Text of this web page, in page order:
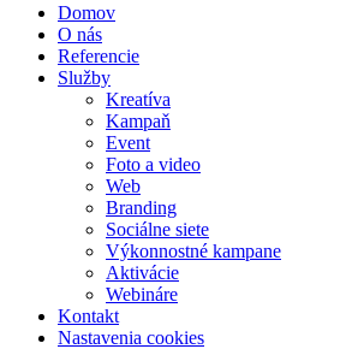
Domov
O nás
Referencie
Služby
Kreatíva
Kampaň
Event
Foto a video
Web
Branding
Sociálne siete
Výkonnostné kampane
Aktivácie
Webináre
Kontakt
Nastavenia cookies